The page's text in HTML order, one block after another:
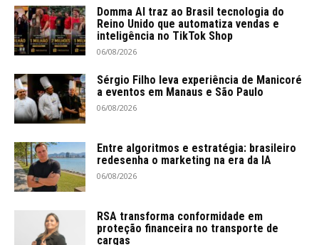
Domma AI traz ao Brasil tecnologia do
Reino Unido que automatiza vendas e
inteligência no TikTok Shop
06/08/2026
Sérgio Filho leva experiência de Manicoré
a eventos em Manaus e São Paulo
06/08/2026
Entre algoritmos e estratégia: brasileiro
redesenha o marketing na era da IA
06/08/2026
RSA transforma conformidade em
proteção financeira no transporte de
cargas